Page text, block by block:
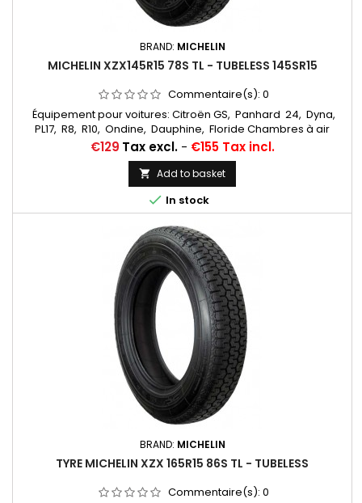
BRAND: MICHELIN
MICHELIN XZX145R15 78S TL - TUBELESS 145SR15
Commentaire(s): 0
Équipement pour voitures: Citroën GS, Panhard 24, Dyna,
PL17, R8, R10, Ondine, Dauphine, Floride Chambres à air
conseillée: 145/155/165/500/560/185/70x15 MICHELIN VALVE
OBLIQUE CAOUTCHOUC (15E13) (CC3401) Autres
appellations: 145R15, 145/80R15, 145-15, 145X15, 145/80-15,
145/80X15, 145-380, 145*15, 145/15, 145X380, 145 15, 145SR15
Price
€129 Tax excl.- €155 Tax incl.
 Add to basket
 In stock
BRAND: MICHELIN
TYRE MICHELIN XZX 165R15 86S TL - TUBELESS
Commentaire(s): 0